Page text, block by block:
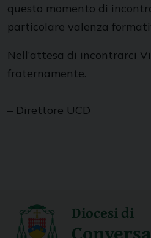
questo momento di
particolare valenza
Nell’attesa di incontrarci
fraternamente.
don
– Direttore UCD
Diocesi di